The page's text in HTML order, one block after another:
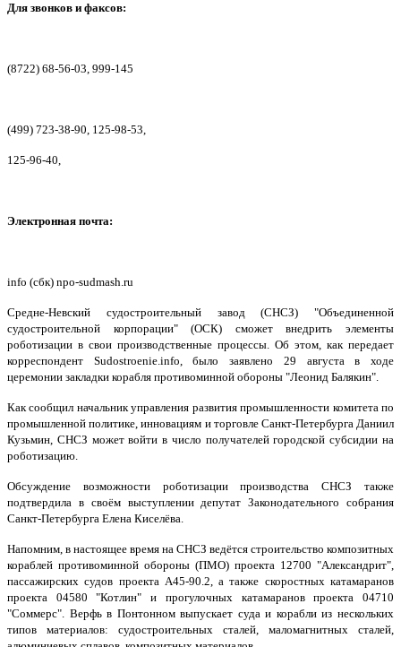
Для звонков и факсов:
(8722) 68-56-03, 999-145
(499) 723-38-90, 125-98-53,
125-96-40,
Электронная почта:
info (сбк) npo-sudmash.ru
Средне-Невский судостроительный завод (СНСЗ) "Объединенной
судостроительной корпорации" (ОСК) сможет внедрить элементы
роботизации в свои производственные процессы. Об этом, как передает
корреспондент Sudostroenie.info, было заявлено 29 августа в ходе
церемонии закладки корабля противоминной обороны "Леонид Балякин".
Как сообщил начальник управления развития промышленности комитета по
промышленной политике, инновациям и торговле Санкт-Петербурга Даниил
Кузьмин, СНСЗ может войти в число получателей городской субсидии на
роботизацию.
Обсуждение возможности роботизации производства СНСЗ также
подтвердила в своём выступлении депутат Законодательного собрания
Санкт-Петербурга Елена Киселёва.
Напомним, в настоящее время на СНСЗ ведётся строительство композитных
кораблей противоминной обороны (ПМО) проекта 12700 "Александрит",
пассажирских судов проекта А45-90.2, а также скоростных катамаранов
проекта 04580 "Котлин" и прогулочных катамаранов проекта 04710
"Соммерс". Верфь в Понтонном выпускает суда и корабли из нескольких
типов материалов: судостроительных сталей, маломагнитных сталей,